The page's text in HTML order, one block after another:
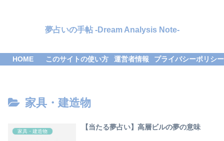
夢占いの手帖 -Dream Analysis Note-
HOME このサイトの使い方 運営者情報 プライバシーポリシー
家具・建造物
家具・建造物
【当たる夢占い】高層ビルの夢の意味